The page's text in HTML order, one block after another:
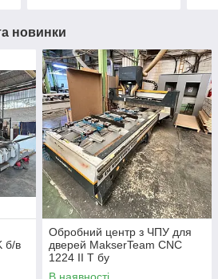
новинки
б/в
Обробний центр з ЧПУ для
дверей MakserTeam CNC
1224 II T бу
В наявності